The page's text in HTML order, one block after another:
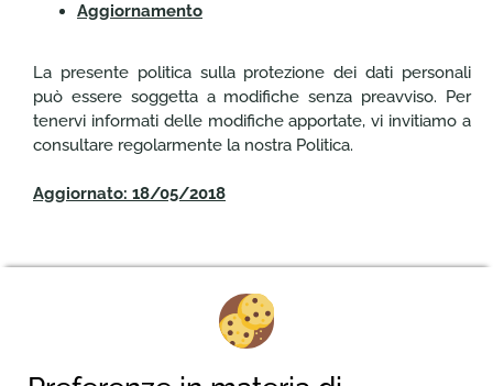
Aggiornamento
La presente politica sulla protezione dei dati personali
può essere soggetta a modifiche senza preavviso. Per
tenervi informati delle modifiche apportate, vi invitiamo a
consultare regolarmente la nostra Politica.
Aggiornato: 18/05/2018
Donau Camping Grein